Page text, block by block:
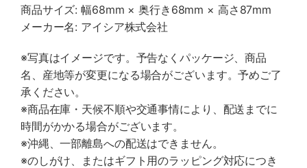
商品サイズ: 幅68mm × 奥行き68mm × 高さ87mm
メーカー名: アイシア株式会社
※写真はイメージです。予告なくパッケージ、商品
名、産地等が変更になる場合がございます。予めご了
承ください。
※商品在庫・天候不順や交通事情により、配送までに
時間がかかる場合がございます。
※沖縄、一部離島への配送はできません。
※のしがけ、またはギフト用のラッピング対応につき